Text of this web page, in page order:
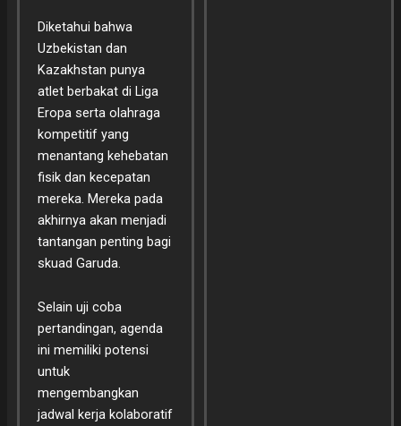
Diketahui bahwa
Uzbekistan dan
Kazakhstan punya
atlet berbakat di Liga
Eropa serta olahraga
kompetitif yang
menantang kehebatan
fisik dan kecepatan
mereka. Mereka pada
akhirnya akan menjadi
tantangan penting bagi
skuad Garuda.
Selain uji coba
pertandingan, agenda
ini memiliki potensi
untuk
mengembangkan
jadwal kerja kolaboratif